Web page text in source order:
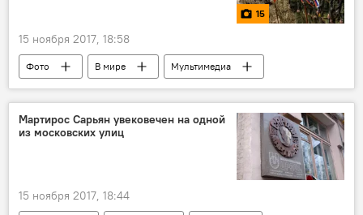
15
15 ноября 2017, 18:58
Фото В мире Мультимедиа
Мартирос Сарьян увековечен на одной
из московских улиц
15 ноября 2017, 18:44